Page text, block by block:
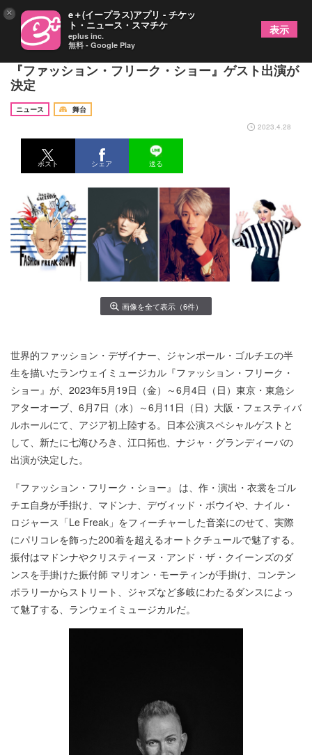
七海ひろき、江口拓也、ナジャ・グランディーバが
『ファッション・フリーク・ショー』ゲスト出演が
決定
ニュース
舞台
2023.4.28
ポスト シェア 送る
画像を全て表示（6件）
世界的ファッション・デザイナー、ジャンポール・ゴルチエの半
生を描いたランウェイミュージカル『ファッション・フリーク・
ショー』が、2023年5月19日（金）～6月4日（日）東京・東急シ
アターオーブ、6月7日（水）～6月11日（日）大阪・フェスティバ
ルホールにて、アジア初上陸する。日本公演スペシャルゲストと
して、新たに七海ひろき、江口拓也、ナジャ・グランディーバの
出演が決定した。
『ファッション・フリーク・ショー』 は、作・演出・衣裳をゴル
チエ自身が手掛け、マドンナ、デヴィッド・ボウイや、ナイル・
ロジャース「Le Freak」をフィーチャーした音楽にのせて、実際
にパリコレを飾った200着を超えるオートクチュールで魅了する。
振付はマドンナやクリスティーヌ・アンド・ザ・クイーンズのダ
ンスを手掛けた振付師 マリオン・モーティンが手掛け、コンテン
ポラリーからストリート、ジャズなど多岐にわたるダンスによっ
て魅了する、ランウェイミュージカルだ。
× e＋(イープラス)アプリ - チケッ
ト・ニュース・スマチケ
eplus inc.
無料 - Google Play
表示